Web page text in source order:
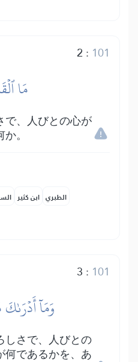
2 : 101
مَا
で、人びとの心が
。
ابن كثير الطبري
3 : 101
وَمَآ أَدۡرَىٰكَ
しさで、人びとの
何であるかを、あ